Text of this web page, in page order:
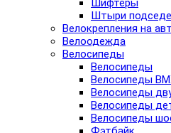
Шифтеры
Штыри
Велокрепления на
Велоодежда
Велосипеды
Велосипеды
Велосипеды
Велосипеды
Велосипеды
Велосипеды